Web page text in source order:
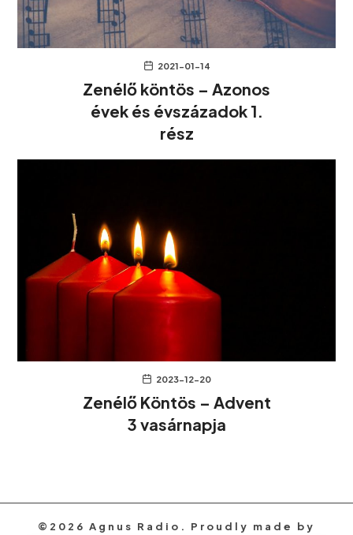
2021-01-14
Zenélő köntös – Azonos
évek és évszázadok 1.
rész
2023-12-20
Zenélő Köntös – Advent
3 vasárnapja
©2026 Agnus Radio. Proudly made by